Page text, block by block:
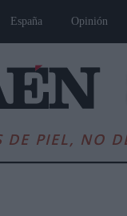
España Opinión
DE PIEL, NO